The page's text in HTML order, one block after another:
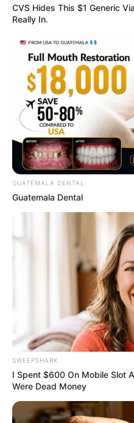
4x Stronger Than Viagra!
This Trick Will Give You
CVS Hides This $1 Generic
Really In.
GUATEMALA DENTAL
Guatemala Dental
SWEEPSHARK
I Spent $600 On Mobile Slot
Were Dead Money